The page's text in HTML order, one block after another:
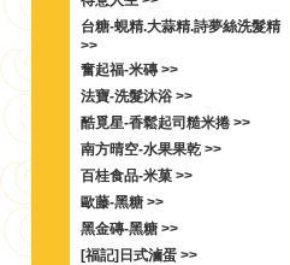
台糖-蜆精.大蒜精.詩夢絲洗髮精
>>
奮起福-米磚 >>
法寶-洗髮沐浴 >>
酷覓星-香鬆起司糙米捲 >>
南方晴空-水果果乾 >>
百桂食品-米菓 >>
歐藤-黑糖 >>
黑金磚-黑糖 >>
[福記]日式滷蛋 >>